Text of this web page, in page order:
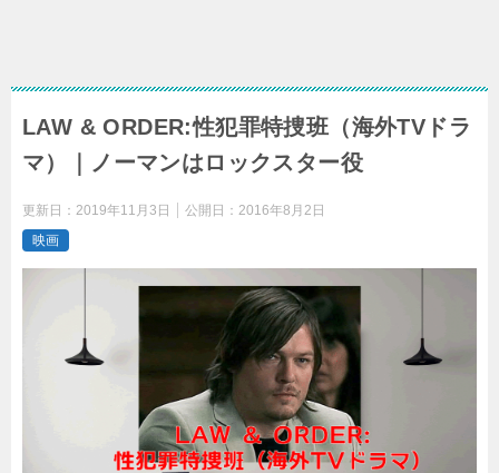
LAW & ORDER:性犯罪特捜班（海外TVドラ
マ）｜ノーマンはロックスター役
更新日： 2019年11月3日 公開日： 2016年8月2日
映画